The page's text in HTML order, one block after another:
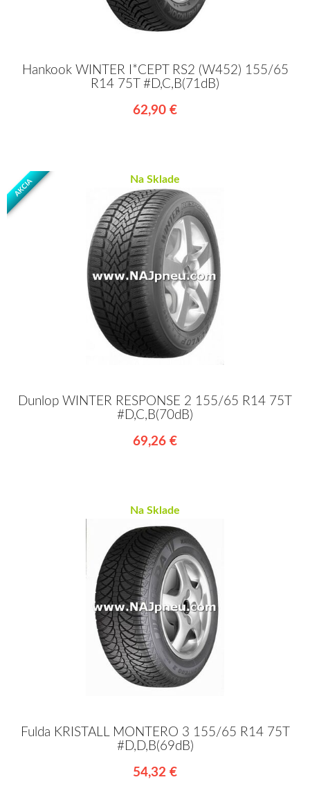
Hankook WINTER I*CEPT RS2 (W452) 155/65
R14 75T #D,C,B(71dB)
62,90 €
AKCIA Na Sklade
Dunlop WINTER RESPONSE 2 155/65 R14 75T
#D,C,B(70dB)
69,26 €
Na Sklade
Fulda KRISTALL MONTERO 3 155/65 R14 75T
#D,D,B(69dB)
54,32 €